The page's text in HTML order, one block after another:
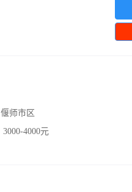
偃师市区
3000-4000元